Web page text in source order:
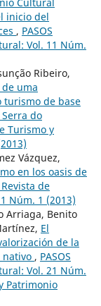
inicio del
, PASOS
Vol. 11 Núm.
Ribeiro,
de uma
turismo de base
do
Turismo y
Vázquez,
en los oasis de
Revista de
Núm. 1 (2013)
Arriaga, Benito
El
de la
nativo , PASOS
Vol. 21 Núm.
Patrimonio